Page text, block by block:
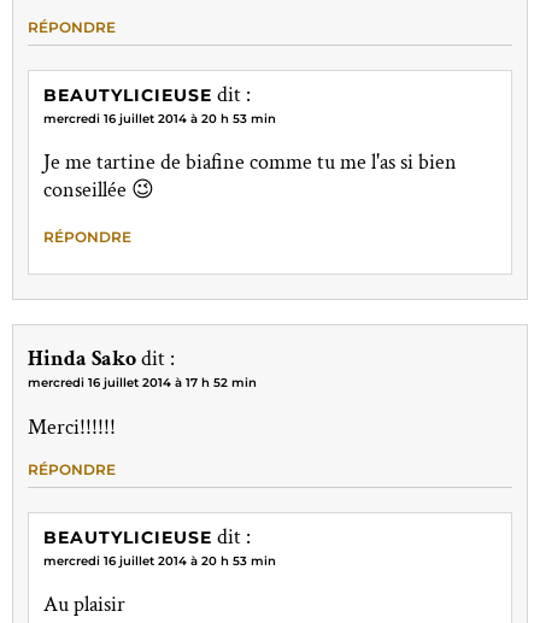
RÉPONDRE
BEAUTYLICIEUSE dit :
mercredi 16 juillet 2014 à 20 h 53 min
Je me tartine de biafine comme tu me l'as si bien
conseillée 😉
RÉPONDRE
Hinda Sakodit :
mercredi 16 juillet 2014 à 17 h 52 min
Merci!!!!!!
RÉPONDRE
BEAUTYLICIEUSE dit :
mercredi 16 juillet 2014 à 20 h 53 min
Au plaisir